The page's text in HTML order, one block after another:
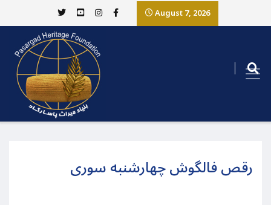
August 7, 2026
رقص فالگوش چهارشنبه سوری